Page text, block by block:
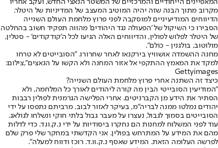
המאפיינים הייחודיים והמרכזיים של המשטר הנאצי החדש, ועקב אחריו
מקרוב מתוך הבנה שזה יהיה המוטיב המעצב של המדיניות של היטלר.
הדיווחים המודיעיניים למוסקבה לפני פרוץ מלחמת העולם השנייה
הסבירו כי השיקול של 'הפעולה נגד היהודים' מהווה תפקיד חשוב בהחלטה
של היטלר לפלוש לפולין, והדיווחים האלה הגיעו לכל ה'קודקודים' - סטלין,
מולוטוב, בולגנין - כולם".
מחנה ההשמדה אושוויץ בירקנאו לאחר שחרורו. "הסובייטים לא טרחו
למקד את המאמץ ההתקפי אל אזור המחנה ולא הקשו על הנאצים",צילום:
Gettyimages
כיצד זה השתנה אחרי פרוץ מלחמת העולם השנייה?
"המודיעין הסובייטי הבין מה קורה ליהודים לאורך כל המלחמה, ולא
הסתיר את הידע מן הקברניטים. אחרי הפלישה הגרמנית לפולין רבבות
יהודים נמלטו ממנה לבריה"מ, בעיקר לאזור לבוב. מרביתם נתפסו על ידי
הסובייטים בסמוך לגבול, נעצרו על מעבר גבול בלתי חוקי ונשלחו לגולאג.
עוד לפני המשלוח למחנות הם נחקרו ביסודיות על ידי נ.ק.וו.ד. כדי לדלות
מהם את המידע על המתרחש בפולין. אני הקדשתי במחקר שלי פרק שלם
לפרשה העלומה הזאת. המידע שאסף נ.ק.וו.ד. רוכז ודווח למעלה".